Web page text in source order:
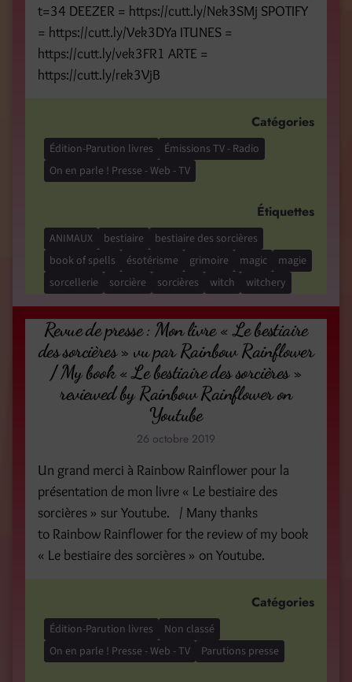
t=34 DEEZER = https://cutt.ly/Nek3SMj SPOTIFY
= https://cutt.ly/Vek3DYa ITUNES =
https://cutt.ly/vek3FR1 ARTE =
https://cutt.ly/rek3VjB
Catégories
Édition-Parution livres
Émissions TV - Radio
On en parle ! Presse - Web - TV
Étiquettes
ANIMAUX bestiaire
bestiaire des sorcières
book of spells
ésotérisme grimoire magic
magie
sorcellerie
sorcière sorcières witch witchery
Revue de presse : Mon livre « Le bestiaire
des sorcières » vu par Rainbow Rainflower
/ My book « Le bestiaire des sorcières »
reviewed by Rainbow Rainflower on
Youtube
26 octobre 2019
Un grand merci à Rainbow Rainflower pour la
présentation de mon livre « Le bestiaire des
sorcières » sur Youtube. / Many thanks
to Rainbow Rainflower for the review of my book
« Le bestiaire des sorcières » on Youtube.
Catégories
Édition-Parution livres
Non classé
On en parle ! Presse - Web - TV
Parutions presse